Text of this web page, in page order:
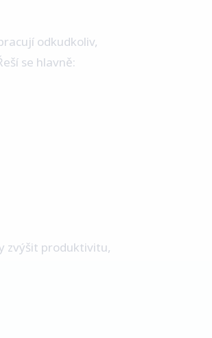
odkudkoliv,
se hlavně:
zvýšit produktivitu,